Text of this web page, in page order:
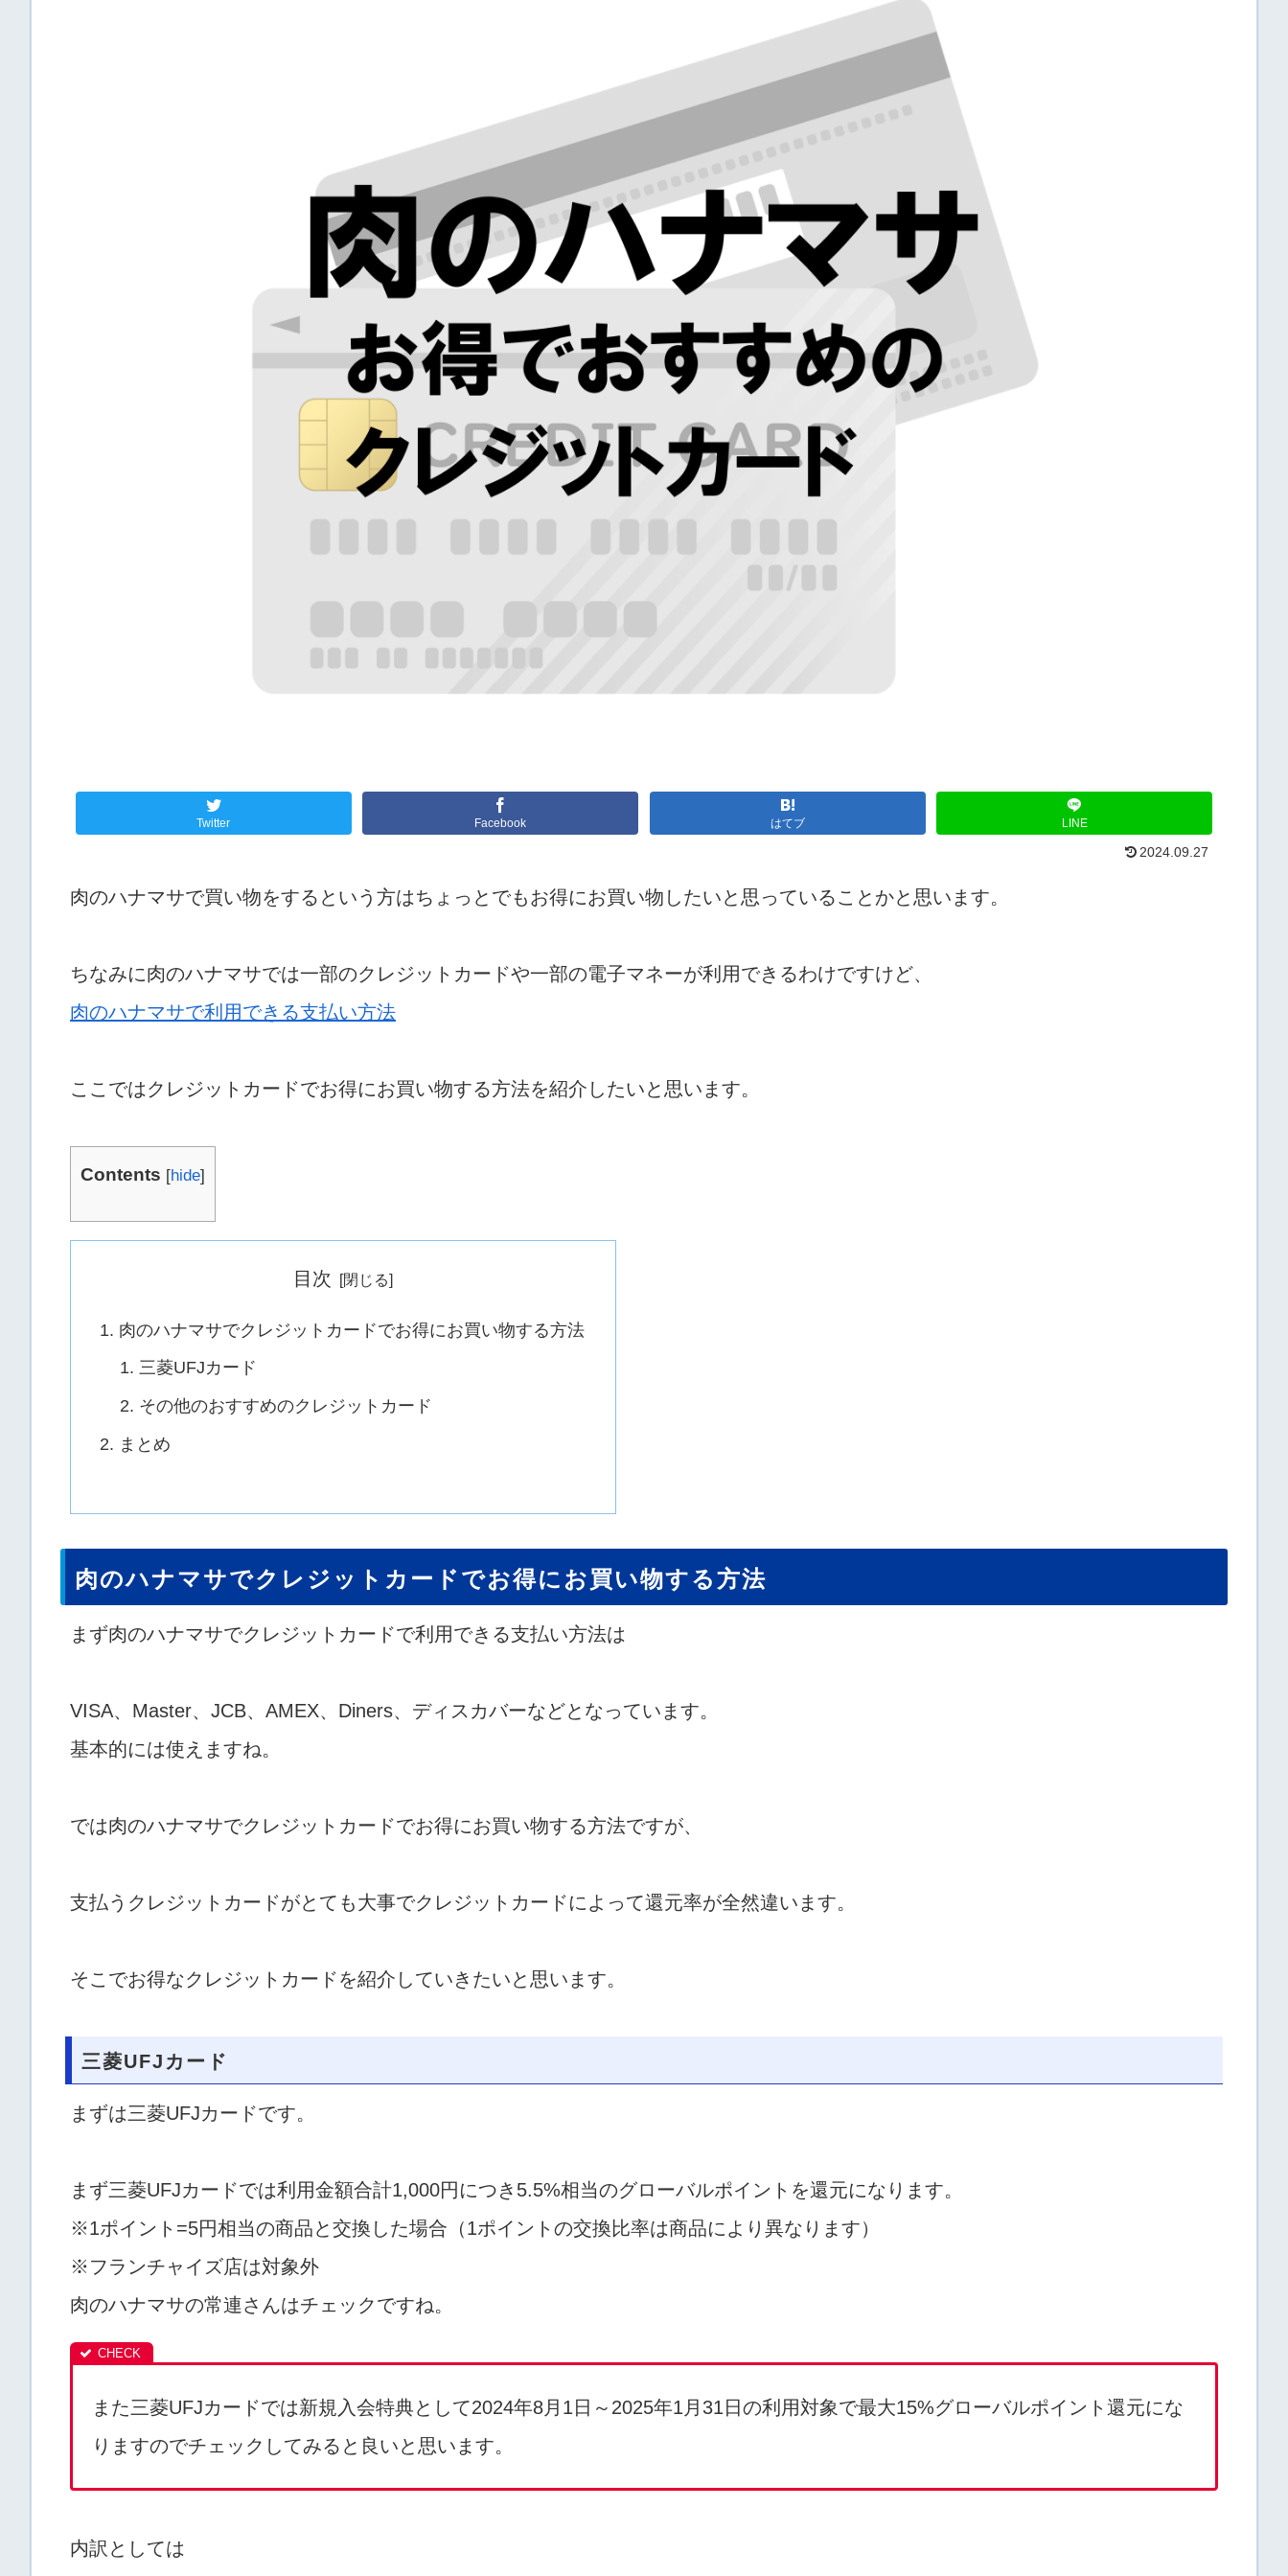
Twitter Facebook はてブ LINE
2024.09.27
肉のハナマサで買い物をするという方はちょっとでもお得にお買い物したいと思っていることかと思います。
ちなみに肉のハナマサでは一部のクレジットカードや一部の電子マネーが利用できるわけですけど、
肉のハナマサで利用できる支払い方法
ここではクレジットカードでお得にお買い物する方法を紹介したいと思います。
Contents [hide]
目次
肉のハナマサでクレジットカードでお得にお買い物する方法
三菱UFJカード
その他のおすすめのクレジットカード
まとめ
肉のハナマサでクレジットカードでお得にお買い物する方法
まず肉のハナマサでクレジットカードで利用できる支払い方法は
VISA、Master、JCB、AMEX、Diners、ディスカバーなどとなっています。
基本的には使えますね。
では肉のハナマサでクレジットカードでお得にお買い物する方法ですが、
支払うクレジットカードがとても大事でクレジットカードによって還元率が全然違います。
そこでお得なクレジットカードを紹介していきたいと思います。
三菱UFJカード
まずは三菱UFJカードです。
まず三菱UFJカードでは利用金額合計1,000円につき5.5%相当のグローバルポイントを還元になります。
※1ポイント=5円相当の商品と交換した場合（1ポイントの交換比率は商品により異なります）
※フランチャイズ店は対象外
肉のハナマサの常連さんはチェックですね。
また三菱UFJカードでは新規入会特典として2024年8月1日～2025年1月31日の利用対象で最大15%グローバルポイント還元にな
りますのでチェックしてみると良いと思います。
内訳としては